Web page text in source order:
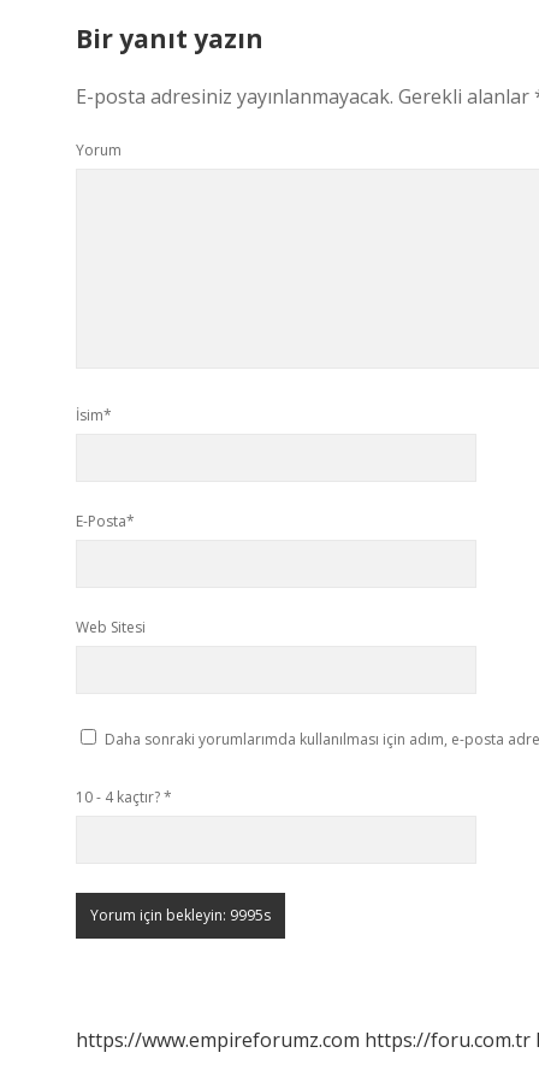
Bir yanıt yazın
E-posta adresiniz yayınlanmayacak. Gerekli alanlar
Yorum
İsim*
E-Posta*
Web Sitesi
Daha sonraki yorumlarımda kullanılması için adım, e-posta
10 - 4 kaçtır?*
https://www.empireforumz.com https://foru.com.tr